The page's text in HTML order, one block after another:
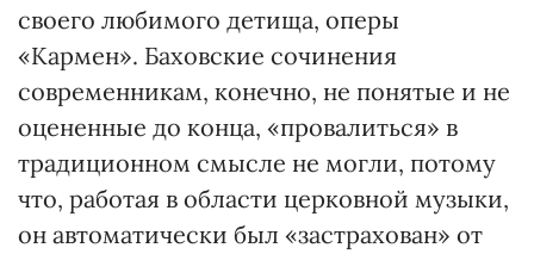
своего любимого детища, оперы
«Кармен». Баховские сочинения
современникам, конечно, не понятые и не
оцененные до конца, «провалиться» в
традиционном смысле не могли, потому
что, работая в области церковной музыки,
он автоматически был «застрахован» от